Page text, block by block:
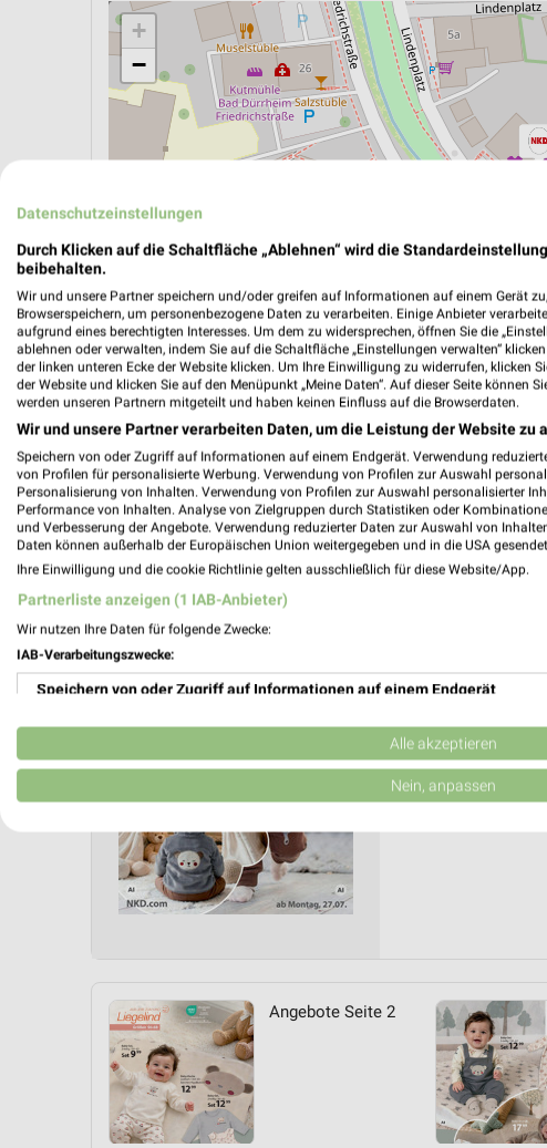
+
−
ÖPNV ANZEIGEN LADESÄULEN ANZEIGEN
Aktuelle Angebote in dieser Filiale
Anzahl Prospekte: 2
Letztes Prospektupdate: vor 12 Tagen
NKD
📅
PROSPEKT
Angebote Seite 2
Datenschutzeinstellungen
Durch Klicken auf die Schaltfläche „Ablehnen“ wird die
beibehalten.
Wir und unsere Partner speichern und/oder greifen auf Informationen auf einem Gerät
Browserspeichern, um personenbezogene Daten zu verarbeiten. Einige Anbieter
aufgrund eines berechtigten Interesses. Um dem zu widersprechen, öffnen Sie die
ablehnen oder verwalten, indem Sie auf die Schaltfläche „Einstellungen verwalten“
der linken unteren Ecke der Website klicken. Um Ihre Einwilligung zu widerrufen, klicken
der Website und klicken Sie auf den Menüpunkt „Meine Daten“. Auf dieser Seite können
werden unseren Partnern mitgeteilt und haben keinen Einfluss auf die Browserdaten.
Wir und unsere Partner verarbeiten Daten, um die Leistung der Website zu
Speichern von oder Zugriff auf Informationen auf einem Endgerät. Verwendung
von Profilen für personalisierte Werbung. Verwendung von Profilen zur Auswahl
Personalisierung von Inhalten. Verwendung von Profilen zur Auswahl personalisierter
Performance von Inhalten. Analyse von Zielgruppen durch Statistiken oder
und Verbesserung der Angebote. Verwendung reduzierter Daten zur Auswahl von
Daten können außerhalb der Europäischen Union weitergegeben und in die USA
Ihre Einwilligung und die cookie Richtlinie gelten ausschließlich für diese Website/App.
Partnerliste anzeigen (1 IAB-Anbieter)
Wir nutzen Ihre Daten für folgende Zwecke:
IAB-Verarbeitungszwecke:
Speichern von oder Zugriff auf Informationen auf einem Endgerät
Verwendung reduzierter Daten zur Auswahl von Werbeanzeigen
Erstellung von Profilen für personalisierte Werbung
Erstellung von Profilen zur Personalisierung von Inhalten
Verwendung von Profilen zur Auswahl personalisierter Inhalte
Messung der Performance von Inhalten
Analyse von Zielgruppen durch Statistiken oder Kombinationen von
Entwicklung und Verbesserung der Angebote
Alle akzeptieren
Nein, anpassen